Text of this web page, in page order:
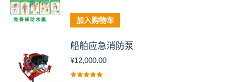
加入购物车
船舶应急消防泵
¥12,000.00